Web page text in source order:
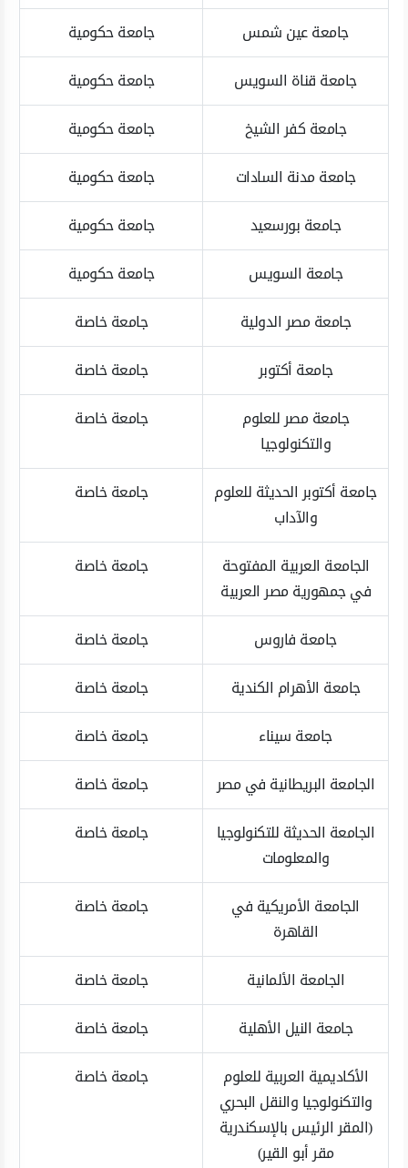
جامعة عين شمس
جامعة حكومية
جامعة قناة السويس
جامعة حكومية
جامعة كفر الشيخ
جامعة حكومية
جامعة مدنة السادات
جامعة حكومية
جامعة بورسعيد
جامعة حكومية
جامعة السويس
جامعة حكومية
جامعة مصر الدولية
جامعة خاصة
جامعة أكتوبر
جامعة خاصة
جامعة مصر للعلوم
والتكنولوجيا
جامعة خاصة
جامعة أكتوبر الحديثة للعلوم
والآداب
جامعة خاصة
الجامعة العربية المفتوحة
في جمهورية مصر العربية
جامعة خاصة
جامعة فاروس
جامعة خاصة
جامعة الأهرام الكندية
جامعة خاصة
جامعة سيناء
جامعة خاصة
الجامعة البريطانية في مصر
جامعة خاصة
الجامعة الحديثة للتكنولوجيا
والمعلومات
جامعة خاصة
الجامعة الأمريكية في
القاهرة
جامعة خاصة
الجامعة الألمانية
جامعة خاصة
جامعة النيل الأهلية
جامعة خاصة
الأكاديمية العربية للعلوم
والتكنولوجيا والنقل البحري
(المقر الرئيس بالإسكندرية
مقر أبو القير)
جامعة خاصة